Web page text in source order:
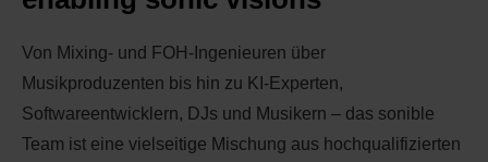
Von Mixing- und FOH-Ingenieuren über
Musikproduzenten bis hin zu KI-Experten,
Softwareentwicklern, DJs und Musikern – das sonible
Team ist eine vielseitige Mischung aus hochqualifizierten